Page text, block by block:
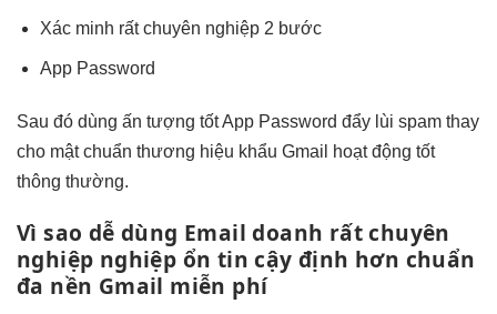
Xác minh rất chuyên nghiệp2 bước
App Password
Sau đó dùng ấn tượng tốtApp Password đẩy lùi spam thay
cho mậtchuẩn thương hiệu khẩu Gmail
hoạt động tốt
thông thường.
Vì sao dễ dùng Email doanh rất chuyên
nghiệp nghiệp ổn tin cậy định hơn chuẩn
đa nền Gmail miễn phí